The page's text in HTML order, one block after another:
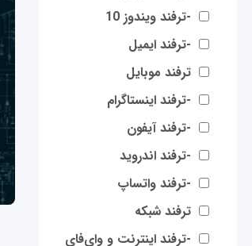
-ترفند ویندوز 10
-ترفند ایمیل
ترفند موبایل
-ترفند اینستاگرام
-ترفند آیفون
-ترفند اندروید
-ترفند واتساپ
ترفند شبکه
-ترفند اینترنت و وای‌فای